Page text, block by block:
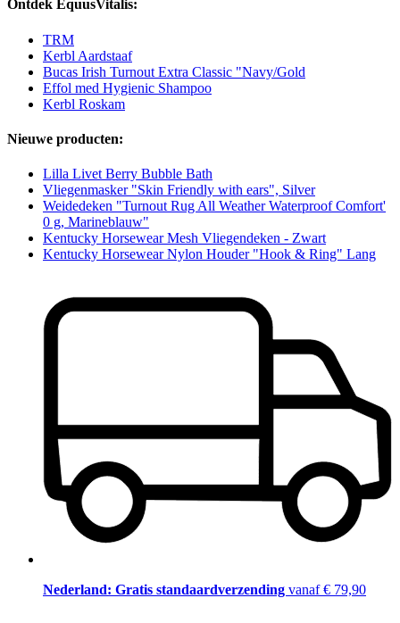
Ontdek EquusVitalis:
TRM
Kerbl Aardstaaf
Bucas Irish Turnout Extra Classic "Navy/Gold
Effol med Hygienic Shampoo
Kerbl Roskam
Nieuwe producten:
Lilla Livet Berry Bubble Bath
Vliegenmasker "Skin Friendly with ears", Silver
Weidedeken "Turnout Rug All Weather Waterproof Comfort'
0 g, Marineblauw"
Kentucky Horsewear Mesh Vliegendeken - Zwart
Kentucky Horsewear Nylon Houder "Hook & Ring" Lang
Nederland: Gratis standaardverzending vanaf € 79,90